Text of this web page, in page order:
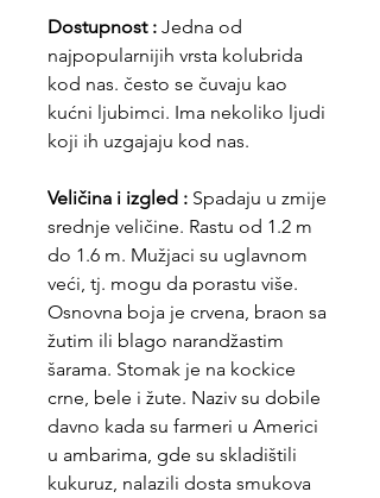
Dostupnost : Jedna od
najpopularnijih vrsta kolubrida
kod nas. često se čuvaju kao
kućni ljubimci. Ima nekoliko ljudi
koji ih uzgajaju kod nas.
Veličina i izgled : Spadaju u zmije
srednje veličine. Rastu od 1.2 m
do 1.6 m. Mužjaci su uglavnom
veći, tj. mogu da porastu više.
Osnovna boja je crvena, braon sa
žutim ili blago narandžastim
šarama. Stomak je na kockice
crne, bele i žute. Naziv su dobile
davno kada su farmeri u Americi
u ambarima, gde su skladištili
kukuruz, nalazili dosta smukova